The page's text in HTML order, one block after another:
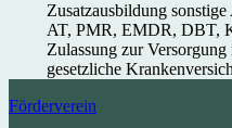
Zusatzausbildung
AT, PMR, EMDR, DBT,
Zulassung zur
gesetzliche
Förderverein